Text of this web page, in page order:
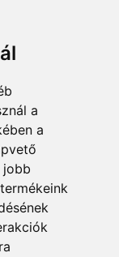
a
a
jobb
termékeink